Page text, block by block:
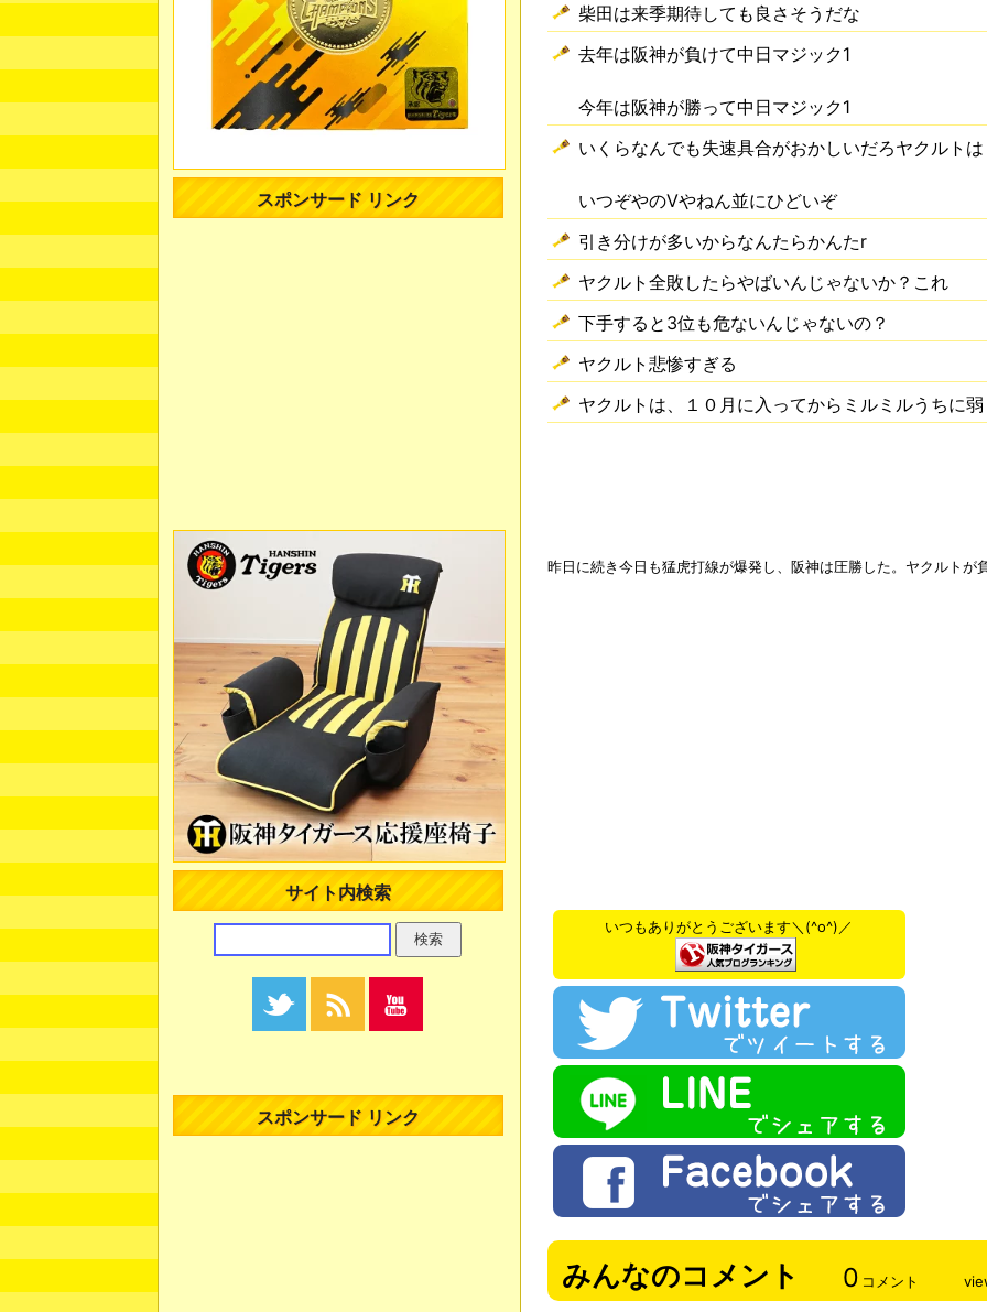
柴田は来季期待しても良さそうだな
去年は阪神が負けて中日マジック1
今年は阪神が勝って中日マジック1
いくらなんでも失速具合がおかしいだろヤクルトは
いつぞやのVやねん並にひどいぞ
引き分けが多いからなんたらかんたr
ヤクルト全敗したらやばいんじゃないか？これ
下手すると3位も危ないんじゃないの？
ヤクルト悲惨すぎる
ヤクルトは、１０月に入ってからミルミルうちに
昨日に続き今日も猛虎打線が爆発し、阪神は圧勝した。ヤクルト
いつもありがとうございます＼(^o^)／
みんなのコメント 0 コメント
スポンサード リンク
サイト内検索
スポンサード リンク